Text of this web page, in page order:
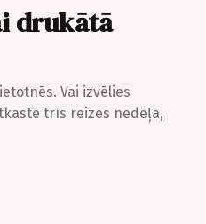
drukātā
Vai izvēlies
trīs reizes nedēļā,